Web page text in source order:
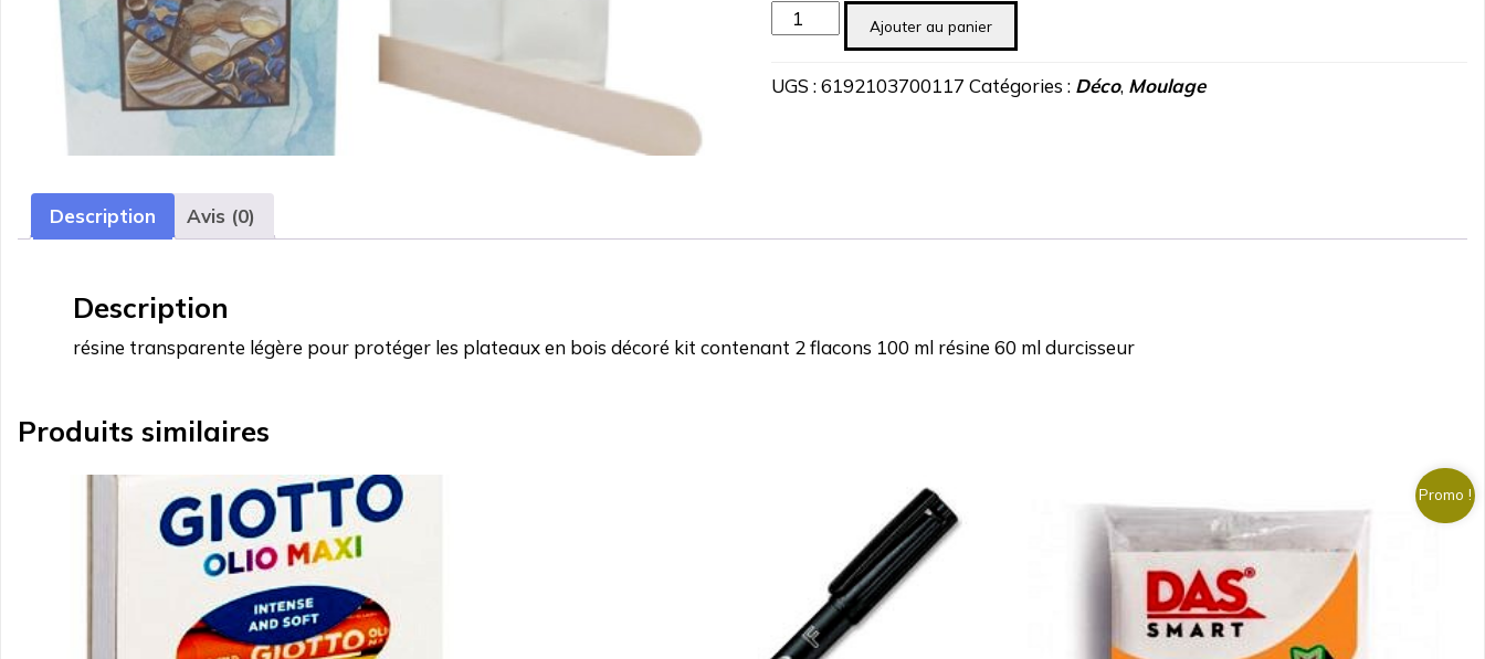
quantité
de
couches
160cc
Ajouter au panier
UGS :6192103700117 Catégories : Déco, Moulage
Description Avis (0)
Description
résine transparente légère pour protéger les plateaux en bois décoré kit contenant 2 flacons 100 ml résine 60 ml durcisseur
Produits similaires
Promo !